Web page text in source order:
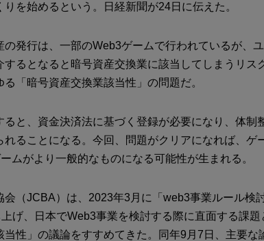
を始めるという。日経新聞が24日に伝えた。
の発行は、一部のWeb3ゲームで行われているが、
するとなると暗号資産交換業に該当してしまうリス
「暗号資産交換業該当性」の問題だ。
ると、資金決済法に基づく登録が必要になり、体制
れることになる。今回、問題がクリアになれば、ゲ
ムがより一般的なものになる可能性が生まれる。
会（JCBA）は、2023年3月に「web3事業ルール検
げ、日本でWeb3事業を検討する際に直面する課題
当性」の議論をすすめてきた。同年9月7日、主要な